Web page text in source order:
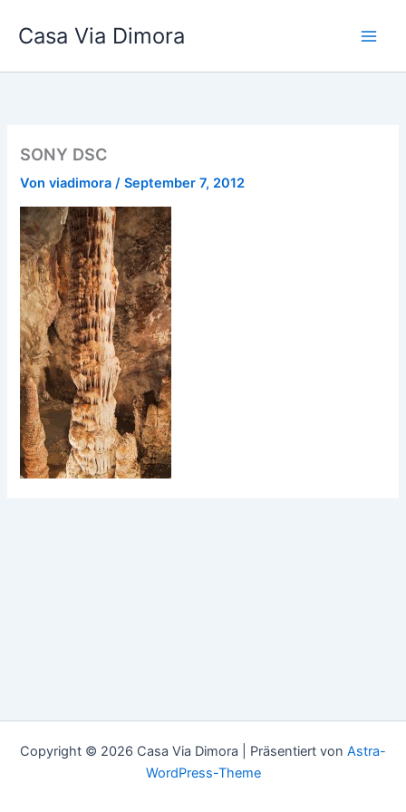
InhaltCasa Via Dimora
SONY DSC
Vonviadimora/September 7, 2012
Copyright © 2026 Casa Via Dimora | Präsentiert von Astra-
WordPress-Theme